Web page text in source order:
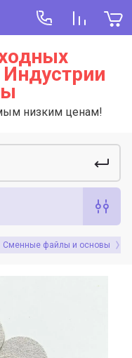
низким ценам!
Сменные файлы и основы